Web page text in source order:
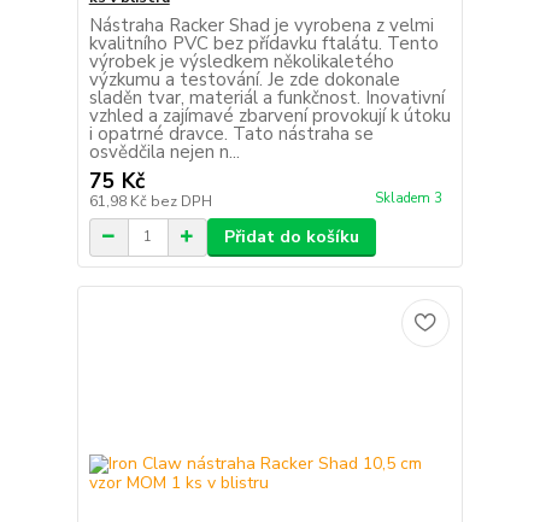
Nástraha Racker Shad je vyrobena z velmi
kvalitního PVC bez přídavku ftalátu. Tento
výrobek je výsledkem několikaletého
výzkumu a testování. Je zde dokonale
sladěn tvar, materiál a funkčnost. Inovativní
vzhled a zajímavé zbarvení provokují k útoku
i opatrné dravce. Tato nástraha se
osvědčila nejen n...
75 Kč
61,98 Kč bez DPH Skladem 3
Přidat do košíku